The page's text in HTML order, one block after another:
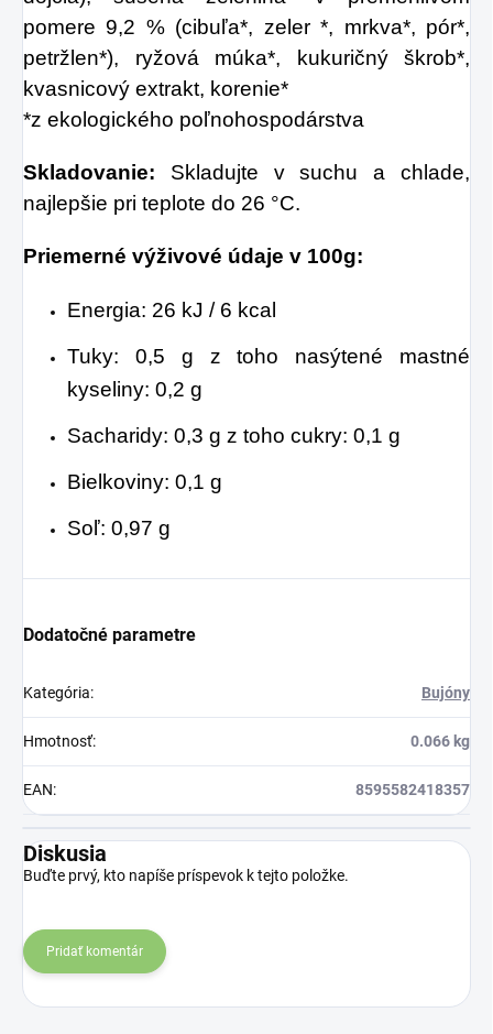
sparných dňoch.
pomere 9,2 % (cibuľa*, zeler *, mrkva*, pór*,
petržlen*), ryžová múka*, kukuričný škrob*,
kvasnicový extrakt, korenie*
*z ekologického poľnohospodárstva
Skladovanie: Skladujte v suchu a chlade,
najlepšie pri teplote do 26 °C.
Priemerné výživové údaje v 100g:
Energia: 26 kJ / 6 kcal
Tuky: 0,5 g z toho nasýtené mastné
kyseliny: 0,2 g
Sacharidy: 0,3 g z toho cukry: 0,1 g
Bielkoviny: 0,1 g
Soľ: 0,97 g
Dodatočné parametre
Kategória: Bujóny
Hmotnosť: 0.066 kg
EAN: 8595582418357
Diskusia
Buďte prvý, kto napíše príspevok k tejto položke.
Pridať komentár